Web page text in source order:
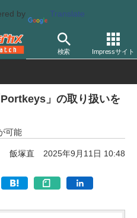
by Translate
検索 Impressサイト
」の取り扱いを
可能
飯塚直 2025年9月11日 10:48